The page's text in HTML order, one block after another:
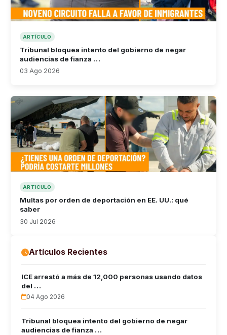
ARTÍCULO
Tribunal bloquea intento del gobierno de negar
audiencias de fianza …
03 Ago 2026
ARTÍCULO
Multas por orden de deportación en EE. UU.: qué
saber
30 Jul 2026
Artículos Recientes
ICE arrestó a más de 12,000 personas usando datos
del …
04 Ago 2026
Tribunal bloquea intento del gobierno de negar
audiencias de fianza …